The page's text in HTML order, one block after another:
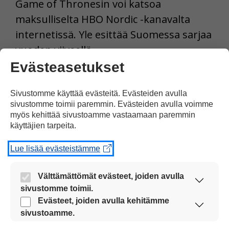
Game of Thronesin voi katsoa
maksulliselta HBO Nordic -kanavalta
internetissä. Yle esittää Suomessa sarjaa
vuoden viiveellä.
Jaa Facebookissa
Kommentoi
Evästeasetukset
Sivustomme käyttää evästeitä. Evästeiden avulla
sivustomme toimii paremmin. Evästeiden avulla voimme
myös kehittää sivustoamme vastaamaan paremmin
käyttäjien tarpeita.
Lue lisää evästeistämme
Välttämättömät evästeet, joiden avulla
sivustomme toimii.
Nämä evästeet ovat aina käytössä, jotta
sivustoamme voi käyttää sujuvasti ja turvallisesti.
Evästeet, joiden avulla kehitämme
sivustoamme.